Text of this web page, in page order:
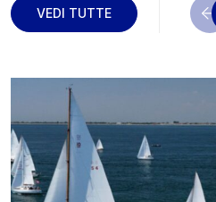
VEDI TUTTE